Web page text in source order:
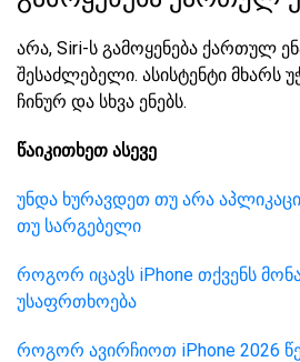
არა, Siri-ს გამოყენება ქართულ
შესაძლებელი. ასისტენტი მხარს
ჩინურ და სხვა ენებს.
წაიკითხეთ ასევე
უნდა ხურავდეთ თუ არა
თუ სარგებელი
როგორ იცავს iPhone თქვენს
უსაფრთხოება
როგორ ავირჩიოთ iPhone 2026